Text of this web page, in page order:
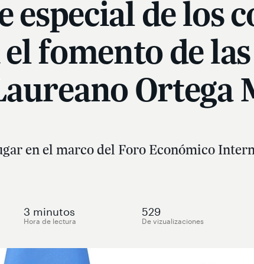
especial de los
fomento de
en el marco del Foro Económico
3 minutos
Hora de lectura
529
De vizualizaciones